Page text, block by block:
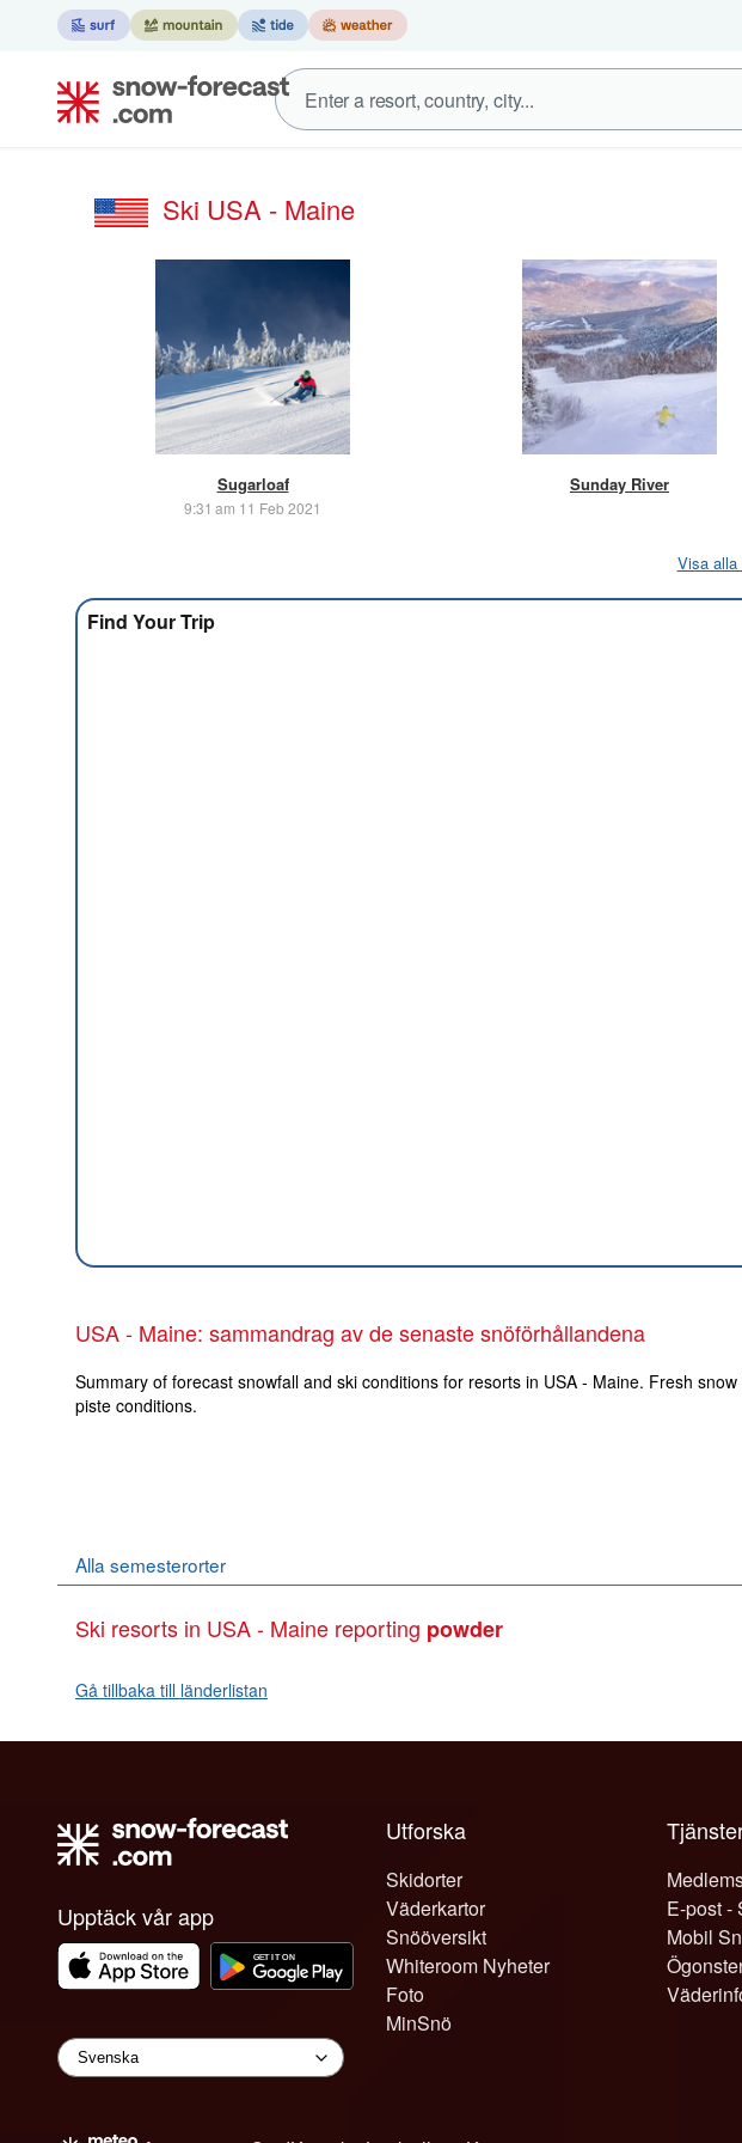
Ski USA - Maine
Sugarloaf
9:31 am 11 Feb 2021
Sunday River
Visa alla
Find Your Trip
USA - Maine: sammandrag av de senaste snöförhållandena
Summary of forecast snowfall and ski conditions for resorts in USA - Maine. Fresh
piste conditions.
Alla semesterorter
Ski resorts in USA - Maine reporting powder
Gå tillbaka till länderlistan
Upptäck vår app
Utforska
Skidorter
Väderkartor
Snööversikt
Whiteroom Nyheter
Foto
MinSnö
E-post -
Mobil